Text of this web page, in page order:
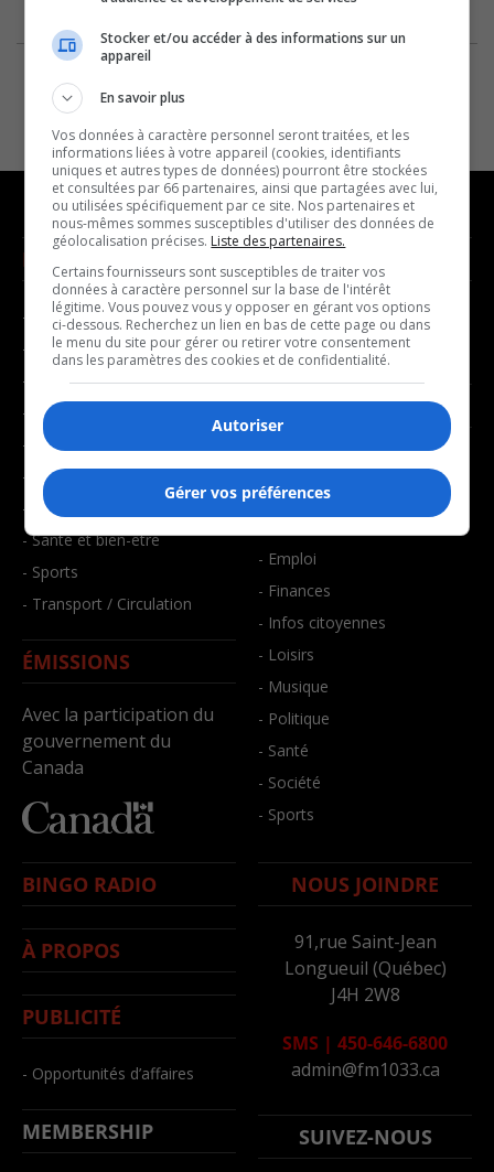
NOUVELLES
- Affaires municipales
- Communauté / Social
- Culture
- Économie
- Éducation
- Environnement
- Faits divers
- Santé et bien-être
- Sports
- Transport / Circulation
ÉMISSIONS
Avec la participation du
gouvernement du
Canada
MUSIQUE
- Décompte franco
- Joué récemment
BALADOS
- Art de vivre
- Emploi
- Finances
- Infos citoyennes
- Loisirs
- Musique
- Politique
- Santé
- Société
- Sports
BINGO RADIO
À PROPOS
PUBLICITÉ
- Opportunités d’affaires
MEMBERSHIP
NOUS JOINDRE
91,rue Saint-Jean
Longueuil (Québec)
J4H 2W8
SMS | 450-646-6800
admin@fm1033.ca
SUIVEZ-NOUS
Stocker et/ou accéder à des informations sur un
appareil
En savoir plus
Vos données à caractère personnel seront traitées, et les
informations liées à votre appareil (cookies, identifiants
uniques et autres types de données) pourront être stockées
et consultées par 66 partenaires, ainsi que partagées avec lui,
ou utilisées spécifiquement par ce site. Nos partenaires et
nous-mêmes sommes susceptibles d'utiliser des données de
géolocalisation précises. Liste des partenaires.
Certains fournisseurs sont susceptibles de traiter vos
données à caractère personnel sur la base de l'intérêt
légitime. Vous pouvez vous y opposer en gérant vos options
ci-dessous. Recherchez un lien en bas de cette page ou dans
le menu du site pour gérer ou retirer votre consentement
dans les paramètres des cookies et de confidentialité.
Autoriser
Gérer vos préférences